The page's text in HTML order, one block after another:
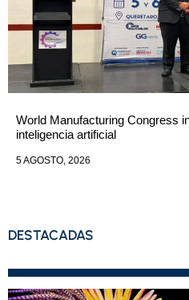
World Manufacturing Congress
inteligencia artificial
5 AGOSTO, 2026
DESTACADAS